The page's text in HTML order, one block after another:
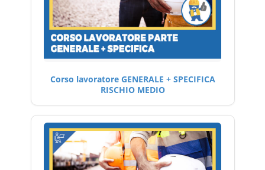
Corso lavoratore GENERALE + SPECIFICA
RISCHIO MEDIO